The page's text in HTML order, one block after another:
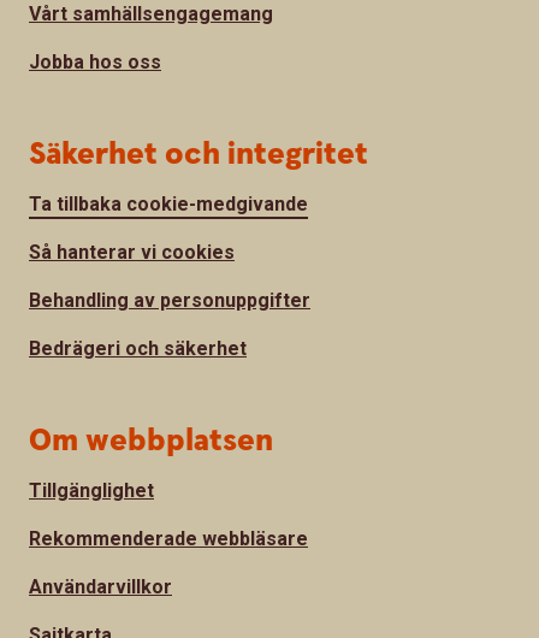
Vårt samhällsengagemang
Jobba hos oss
Säkerhet och integritet
Ta tillbaka cookie-medgivande
Så hanterar vi cookies
Behandling av personuppgifter
Bedrägeri och säkerhet
Om webbplatsen
Tillgänglighet
Rekommenderade webbläsare
Användarvillkor